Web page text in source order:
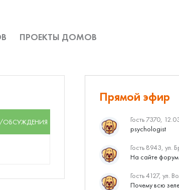
ПРОЕКТЫ ДОМОВ
ОБСУЖДЕНИЯ
Прямой эфир
psychologist